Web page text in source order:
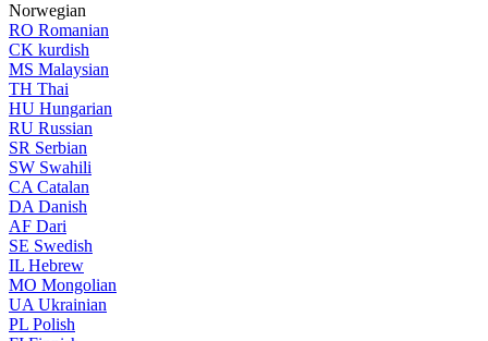
Norwegian
RO Romanian
CK kurdish
MS Malaysian
TH Thai
HU Hungarian
RU Russian
SR Serbian
SW Swahili
CA Catalan
DA Danish
AF Dari
SE Swedish
IL Hebrew
MO Mongolian
UA Ukrainian
PL Polish